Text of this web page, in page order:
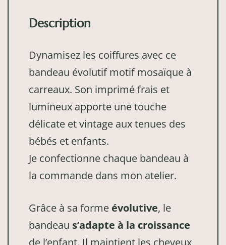
Description
Dynamisez les coiffures avec ce
bandeau évolutif motif mosaïque à
carreaux. Son imprimé frais et
lumineux apporte une touche
délicate et vintage aux tenues des
bébés et enfants.
Je confectionne chaque bandeau à
la commande dans mon atelier.
Grâce à sa forme évolutive, le
bandeau s’adapte à la croissance
de l’enfant. Il maintient les cheveux